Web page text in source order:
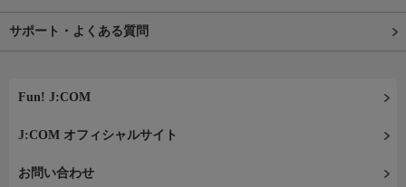
サポート・よくある質問
Fun! J:COM
J:COM オフィシャルサイト
お問い合わせ